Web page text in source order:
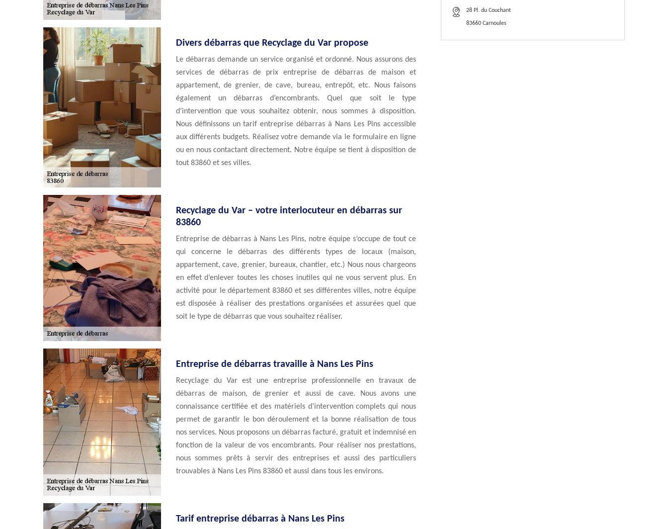
Divers débarras que Recyclage du Var propose
Le débarras demande un service organisé et ordonné. Nous assurons des
services de débarras de prix entreprise de débarras de maison et
appartement, de grenier, de cave, bureau, entrepôt, etc. Nous faisons
également un débarras d’encombrants. Quel que soit le type
d’intervention que vous souhaitez obtenir, nous sommes à disposition.
Nous définissons un tarif entreprise débarras à Nans Les Pins accessible
aux différents budgets. Réalisez votre demande via le formulaire en ligne
ou en nous contactant directement. Notre équipe se tient à disposition de
tout 83860 et ses villes.
Recyclage du Var – votre interlocuteur en débarras sur
83860
Entreprise de débarras à Nans Les Pins, notre équipe s’occupe de tout ce
qui concerne le débarras des différents types de locaux (maison,
appartement, cave, grenier, bureaux, chantier, etc.) Nous nous chargeons
en effet d’enlever toutes les choses inutiles qui ne vous servent plus. En
activité pour le département 83860 et ses différentes villes, notre équipe
est disposée à réaliser des prestations organisées et assurées quel que
soit le type de débarras que vous souhaitez réaliser.
Entreprise de débarras travaille à Nans Les Pins
Recyclage du Var est une entreprise professionnelle en travaux de
débarras de maison, de grenier et aussi de cave. Nous avons une
connaissance certifiée et des matériels d’intervention complets qui nous
permet de garantir le bon déroulement et la bonne réalisation de tous
nos services. Nous proposons un débarras facturé, gratuit et indemnisé en
fonction de la valeur de vos encombrants. Pour réaliser nos prestations,
nous sommes prêts à servir des entreprises et aussi des particuliers
trouvables à Nans Les Pins 83860 et aussi dans tous les environs.
Tarif entreprise débarras à Nans Les Pins
28 Pl. du Couchant
83660 Carnoules